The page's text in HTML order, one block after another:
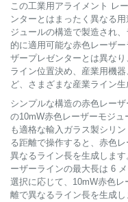
この工業用アライメント レ
ンターとはまったく異なる
ジュールの構造で製造され
的に適用可能な赤色レーザ
ザープレゼンターとは異な
ライン位置決め、産業用機
ど、さまざまな産業ライン
シンプルな構造の赤色レー
の10mW赤色レーザーモジ
も適格な輸入ガラス製シリ
る距離で操作すると、赤色
異なるライン長を生成しま
ーザーラインの最大長は 6
選択に応じて、10mW赤色
離で異なるライン長を生成し